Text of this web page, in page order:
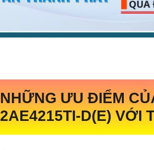
NHỮNG ƯU ĐIỂM
2AE4215TI-D(E) VỚI